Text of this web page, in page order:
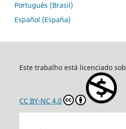
Português (Brasil)
Español (España)
Este trabalho está licenciado sob
CC BY-NC 4.0